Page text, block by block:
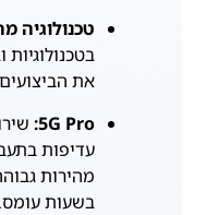
טכנולוגיה
את
5G Pro:
עדיפות
מהירות
בשעות עומס.